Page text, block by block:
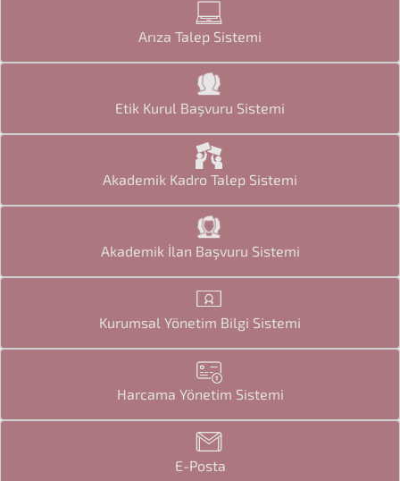
Arıza Talep Sistemi
Etik Kurul Başvuru Sistemi
Akademik Kadro Talep Sistemi
Akademik İlan Başvuru Sistemi
Kurumsal Yönetim Bilgi Sistemi
Harcama Yönetim Sistemi
E-Posta